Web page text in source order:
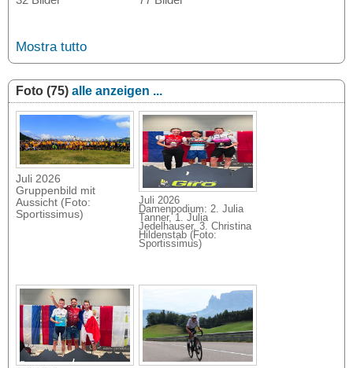
Mostra tutto
Foto (75) alle anzeigen ...
Juli 2026
Gruppenbild mit
Aussicht (Foto:
Sportissimus)
Juli 2026
Damenpodium: 2. Julia
Tanner, 1. Julia
Jedelhauser, 3. Christina
Hildenstab (Foto:
Sportissimus)